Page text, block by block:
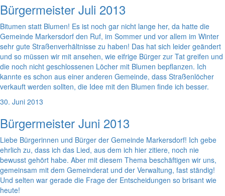
Bürgermeister Juli 2013
Bitumen statt Blumen! Es ist noch gar nicht lange her, da hatte die
Gemeinde Markersdorf den Ruf, im Sommer und vor allem im Winter
sehr gute Straßenverhältnisse zu haben! Das hat sich leider geändert
und so müssen wir mit ansehen, wie eifrige Bürger zur Tat greifen und
die noch nicht geschlossenen Löcher mit Blumen bepflanzen. Ich
kannte es schon aus einer anderen Gemeinde, dass Straßenlöcher
verkauft werden sollten, die Idee mit den Blumen finde ich besser.
30. Juni 2013
Bürgermeister Juni 2013
Liebe Bürgerinnen und Bürger der Gemeinde Markersdorf! Ich gebe
ehrlich zu, dass ich das Lied, aus dem ich hier zitiere, noch nie
bewusst gehört habe. Aber mit diesem Thema beschäftigen wir uns,
gemeinsam mit dem Gemeinderat und der Verwaltung, fast ständig!
Und selten war gerade die Frage der Entscheidungen so brisant wie
heute!